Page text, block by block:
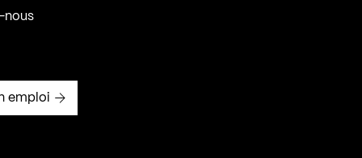
nous
emploi